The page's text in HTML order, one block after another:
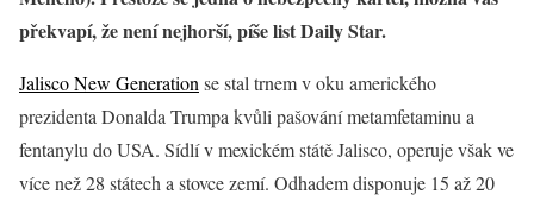
překvapí, že není nejhorší, píše list Daily Star.
Jalisco New Generation se stal trnem v oku amerického
prezidenta Donalda Trumpa kvůli pašování metamfetaminu a
fentanylu do USA. Sídlí v mexickém státě Jalisco, operuje však ve
více než 28 státech a stovce zemí. Odhadem disponuje 15 až 20